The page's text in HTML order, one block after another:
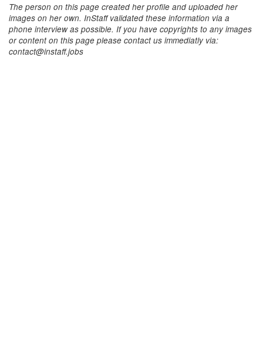
The person on this page created her profile and uploaded her
images on her own. InStaff validated these information via a
phone interview as possible. If you have copyrights to any images
or content on this page please contact us immediatly via:
contact@instaff.jobs